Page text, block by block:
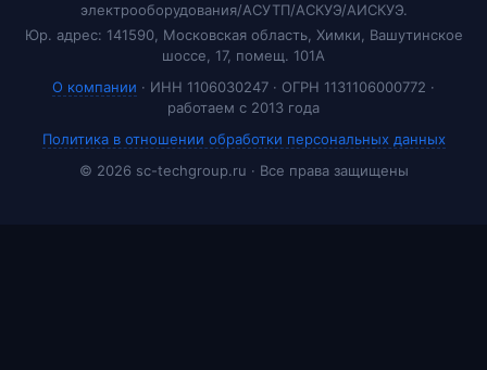
электрооборудования/АСУТП/АСКУЭ/АИСКУЭ.
Юр. адрес: 141590, Московская область, Химки, Вашутинское
шоссе, 17, помещ. 101А
О компании · ИНН 1106030247 · ОГРН 1131106000772 ·
работаем с 2013 года
Политика в отношении обработки персональных данных
© 2026 sc-techgroup.ru · Все права защищены